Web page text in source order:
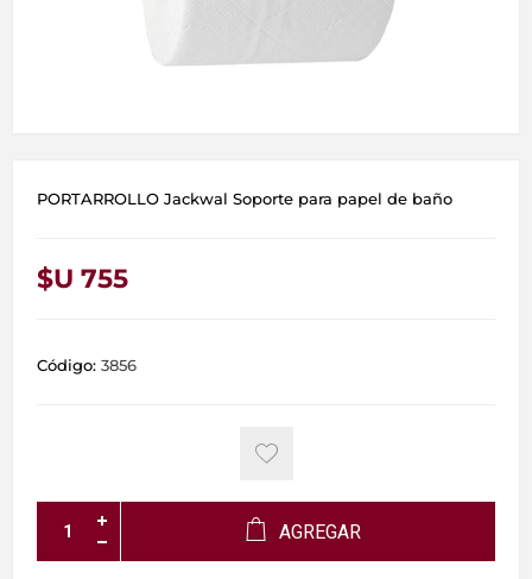
PORTARROLLO Jackwal Soporte para papel de baño
$U 755
Código: 3856
AGREGAR